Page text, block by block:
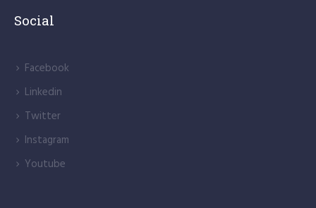
Social
Facebook
Linkedin
Twitter
Instagram
Youtube